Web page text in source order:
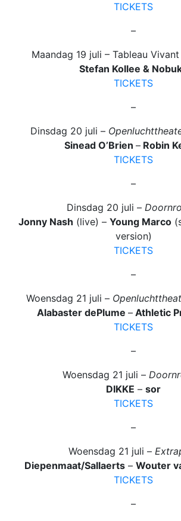
TICKETS
–
Maandag 19 juli – Tableau Vivant
Stefan Kollee &
TICKETS
–
Dinsdag 20 juli –
Sinead O’Brien –Robin
TICKETS
–
Dinsdag 20 juli –
Jonny Nash (live) – Young Marco
version)
TICKETS
–
Woensdag 21 juli –
Alabaster dePlume –Athletic
TICKETS
–
Woensdag 21 juli –
DIKKE – sor
TICKETS
–
Woensdag 21 juli –
Diepenmaat/Sallaerts – Wouter
TICKETS
–